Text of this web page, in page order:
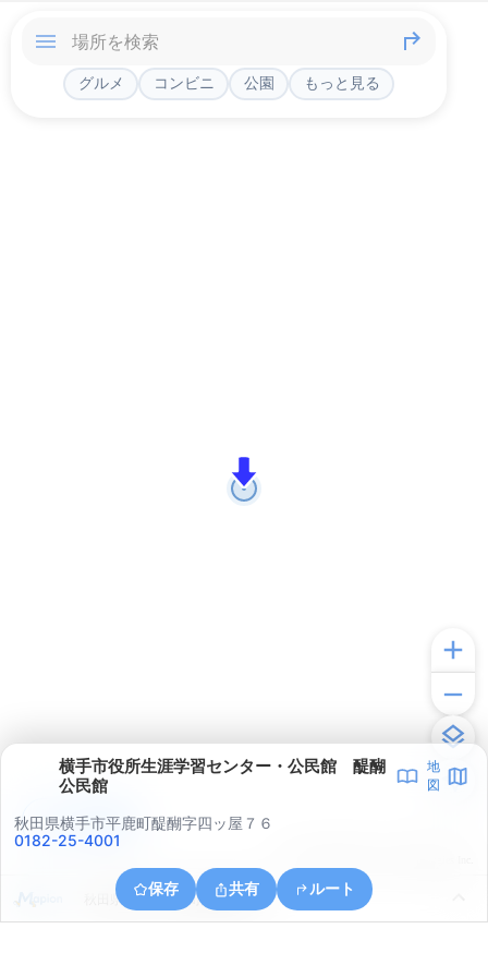
グルメ コンビニ 公園 もっと見る
横手市役所生涯学習センター・公民館 醍醐
公民館
地
図
秋田県横手市平鹿町醍醐字四ッ屋７６
0182-25-4001
保存 共有 ルート
秋田県横手市平鹿町醍醐亀井沢
アプリで見る